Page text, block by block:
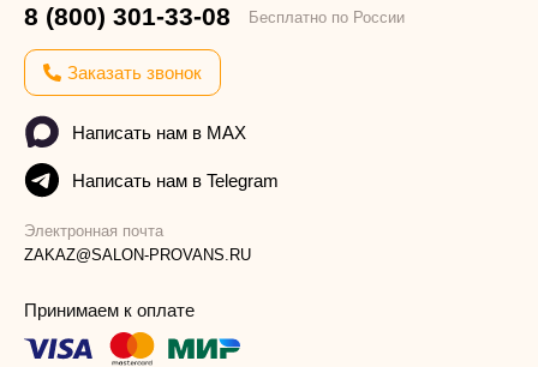
8 (800) 301-33-08 Бесплатно по России
Заказать звонок
Написать нам в MAX
Написать нам в Telegram
Электронная почта
ZAKAZ@SALON-PROVANS.RU
Принимаем к оплате